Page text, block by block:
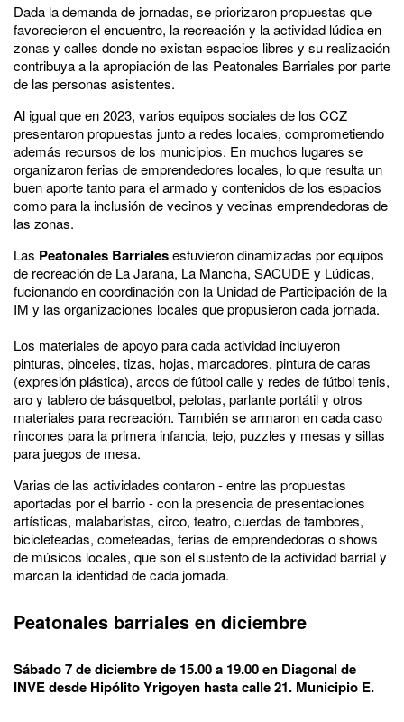
Dada la demanda de jornadas, se priorizaron propuestas que
favorecieron el encuentro, la recreación y la actividad lúdica en
zonas y calles donde no existan espacios libres y su realización
contribuya a la apropiación de las Peatonales Barriales por parte
de las personas asistentes.
Al igual que en 2023, varios equipos sociales de los CCZ
presentaron propuestas junto a redes locales, comprometiendo
además recursos de los municipios. En muchos lugares se
organizaron ferias de emprendedores locales, lo que resulta un
buen aporte tanto para el armado y contenidos de los espacios
como para la inclusión de vecinos y vecinas emprendedoras de
las zonas.
Las Peatonales Barrialesestuvieron dinamizadas por equipos
de recreación de La Jarana, La Mancha, SACUDE y Lúdicas,
fucionando en coordinación con la Unidad de Participación de la
IM y las organizaciones locales que propusieron cada jornada.
Los materiales de apoyo para cada actividad incluyeron
pinturas, pinceles, tizas, hojas, marcadores, pintura de caras
(expresión plástica), arcos de fútbol calle y redes de fútbol tenis,
aro y tablero de básquetbol, pelotas, parlante portátil y otros
materiales para recreación. También se armaron en cada caso
rincones para la primera infancia, tejo, puzzles y mesas y sillas
para juegos de mesa.
Varias de las actividades contaron - entre las propuestas
aportadas por el barrio - con la presencia de presentaciones
artísticas, malabaristas, circo, teatro, cuerdas de tambores,
bicicleteadas, cometeadas, ferias de emprendedoras o shows
de músicos locales, que son el sustento de la actividad barrial y
marcan la identidad de cada jornada.
Peatonales barriales en diciembre
Sábado 7 de diciembre de 15.00 a 19.00 en Diagonal de
INVE desde Hipólito Yrigoyen hasta calle 21. Municipio E.